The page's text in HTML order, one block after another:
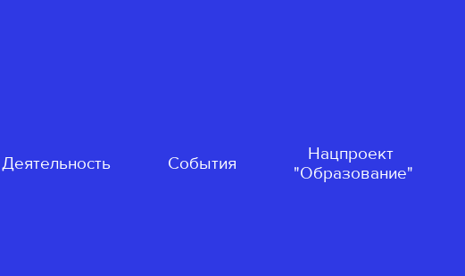
Деятельность События
Нацпроект
"Образование"